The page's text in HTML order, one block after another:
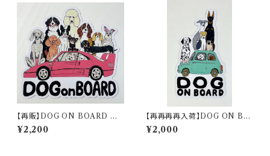
【再販】DOG ON BOARD Ⅱ
magnet
¥2,200
【再再再再入荷】DOG ON BO
ARD magnet
¥2,000